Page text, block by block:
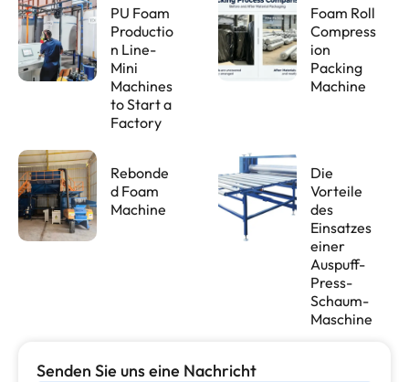
PU Foam
Productio
n Line-
Mini
Machines
to Start a
Factory
Foam Roll
Compress
ion
Packing
Machine
Rebonde
d Foam
Machine
Die
Vorteile
des
Einsatzes
einer
Auspuff-
Press-
Schaum-
Maschine
Senden Sie uns eine Nachricht